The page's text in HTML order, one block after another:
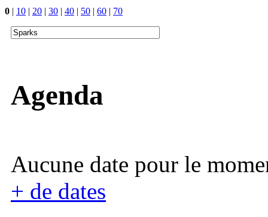
0 | 10 | 20 | 30 | 40 | 50 | 60 | 70
Agenda
Aucune date pour le
+ de dates